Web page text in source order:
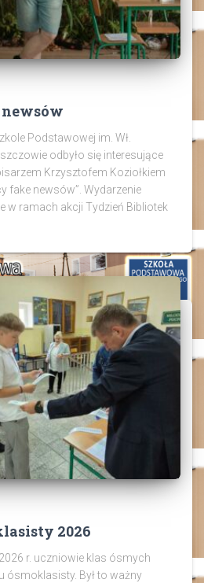
Podstawowej im. Wł.
odbyło się interesujące
Krzysztofem Koziołkiem
fake newsów”. Wydarzenie
w ramach akcji Tydzień Bibliotek
2026
r. uczniowie klas ósmych
ósmoklasisty. Był to ważny